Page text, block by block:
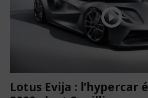
Lotus Evija : l’hypercar